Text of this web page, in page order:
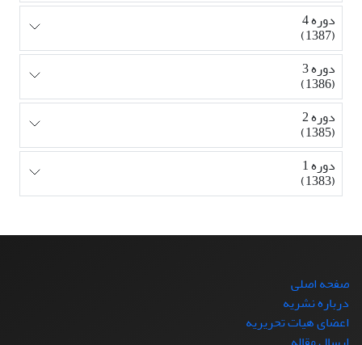
دوره 4
(1387)
دوره 3
(1386)
دوره 2
(1385)
دوره 1
(1383)
صفحه اصلی
درباره نشریه
اعضای هیات تحریریه